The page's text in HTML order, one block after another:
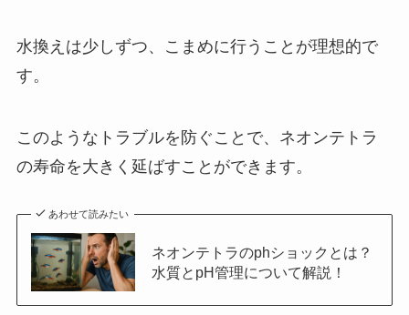
水換えは少しずつ、こまめに行うことが理想的で
す。
このようなトラブルを防ぐことで、ネオンテトラ
の寿命を大きく延ばすことができます。
あわせて読みたい
ネオンテトラのphショックとは？
水質とpH管理について解説！